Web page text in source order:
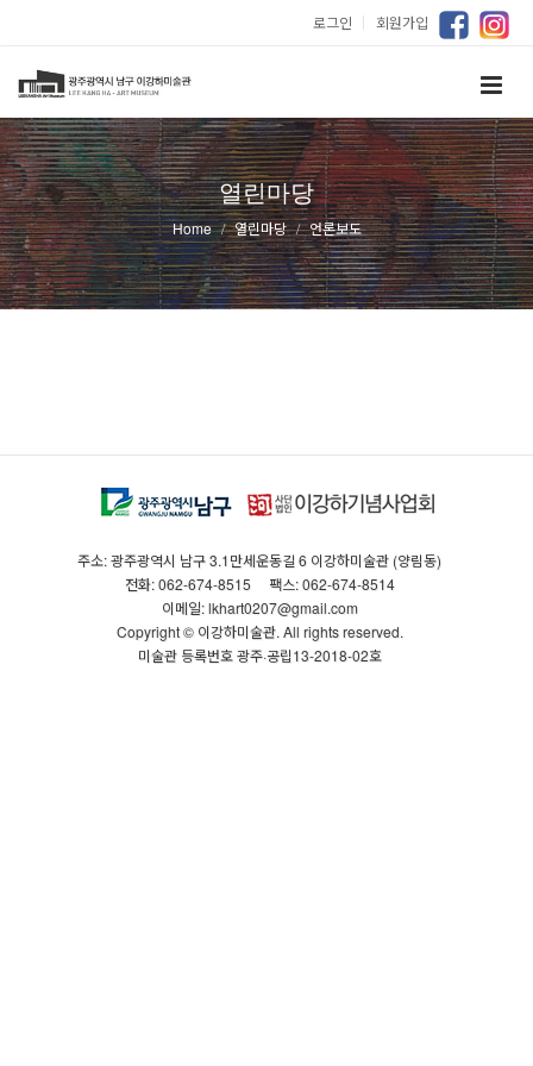
로그인 ｜ 회원가입
열린마당
Home 열린마당 언론보도
주소: 광주광역시 남구 3.1만세운동길 6 이강하미술관 (양림동)
전화: 062-674-8515
팩스: 062-674-8514
이메일: lkhart0207@gmail.com
Copyright © 이강하미술관. All rights reserved.
미술관 등록번호 광주·공립13-2018-02호